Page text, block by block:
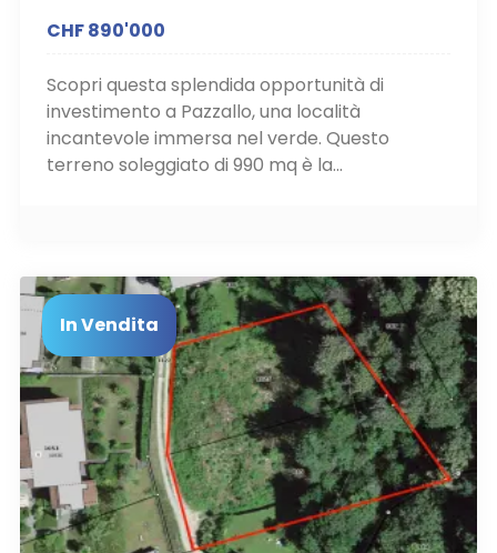
CHF 890'000
Scopri questa splendida opportunità di
investimento a Pazzallo, una località
incantevole immersa nel verde. Questo
terreno soleggiato di 990 mq è la...
In Vendita